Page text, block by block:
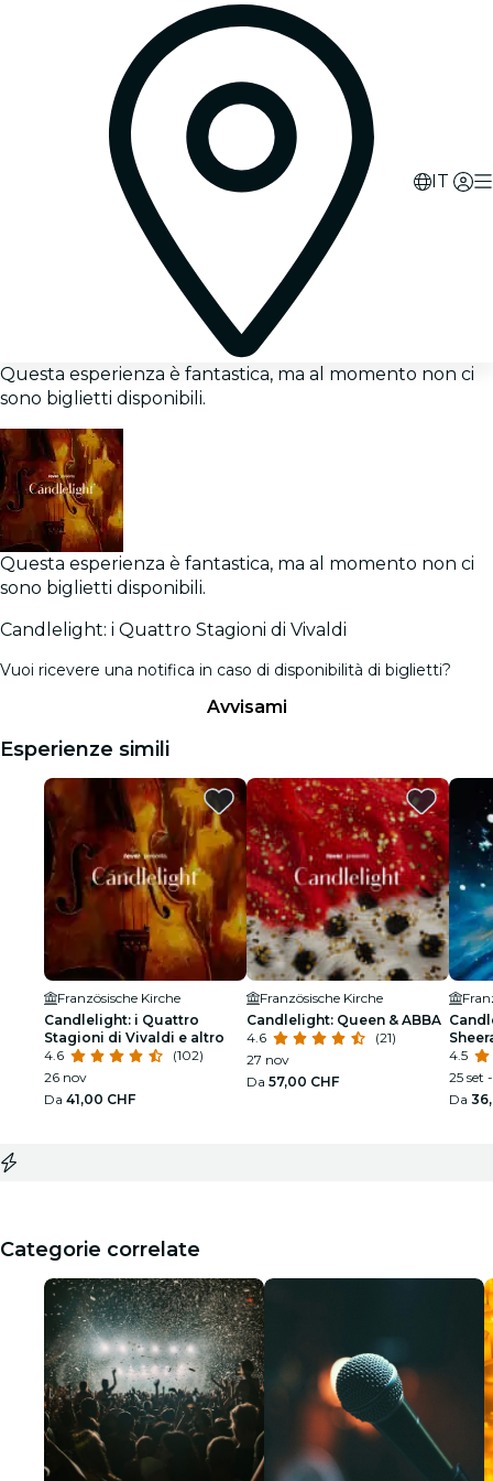
IT
Questa esperienza è fantastica, ma al momento non ci
sono biglietti disponibili.
Questa esperienza è fantastica, ma al momento non ci
sono biglietti disponibili.
Candlelight: i Quattro Stagioni di Vivaldi
Vuoi ricevere una notifica in caso di disponibilità di biglietti?
Avvisami
Esperienze simili
Französische Kirche
Candlelight: i Quattro
Stagioni di Vivaldi e altro
4.6
(102)
26 nov
Da 41,00 CHF
Französische Kirche
Candlelight: Queen & ABBA
4.6
(21)
27 nov
Da 57,00 CHF
4.5
25 set
Da
Categorie correlate